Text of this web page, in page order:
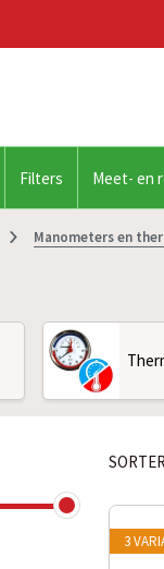
Filters Meet- en
Manometers en
3